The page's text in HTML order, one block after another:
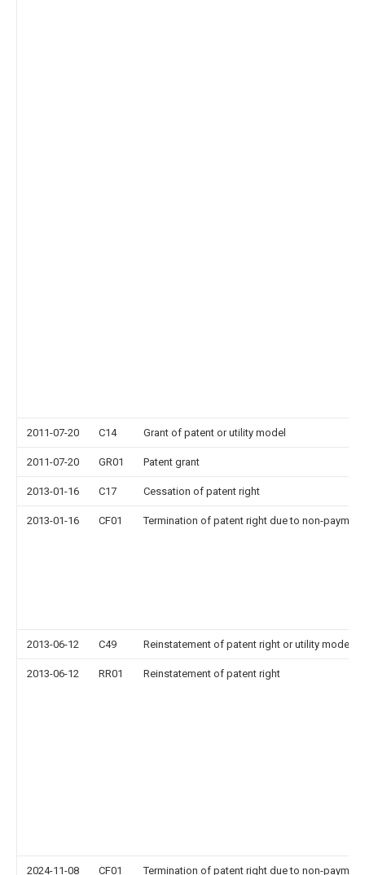
2011-07-20 C14 Grant of patent or utility model
2011-07-20 GR01 Patent grant
2013-01-16 C17 Cessation of patent right
2013-01-16 CF01 Termination of patent right due to non-
2013-06-12 C49 Reinstatement of patent right or utility model
2013-06-12 RR01 Reinstatement of patent right
2024-11-08 CF01 Termination of patent right due to non-